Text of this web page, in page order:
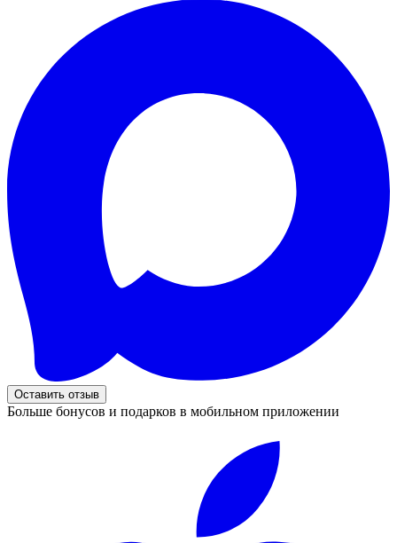
Оставить отзыв
Больше бонусов и подарков в мобильном приложении